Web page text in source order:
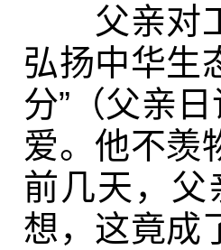
父亲对工
弘扬中华生
分”（父亲
爱。他不羡
前几天，
想，这竟成